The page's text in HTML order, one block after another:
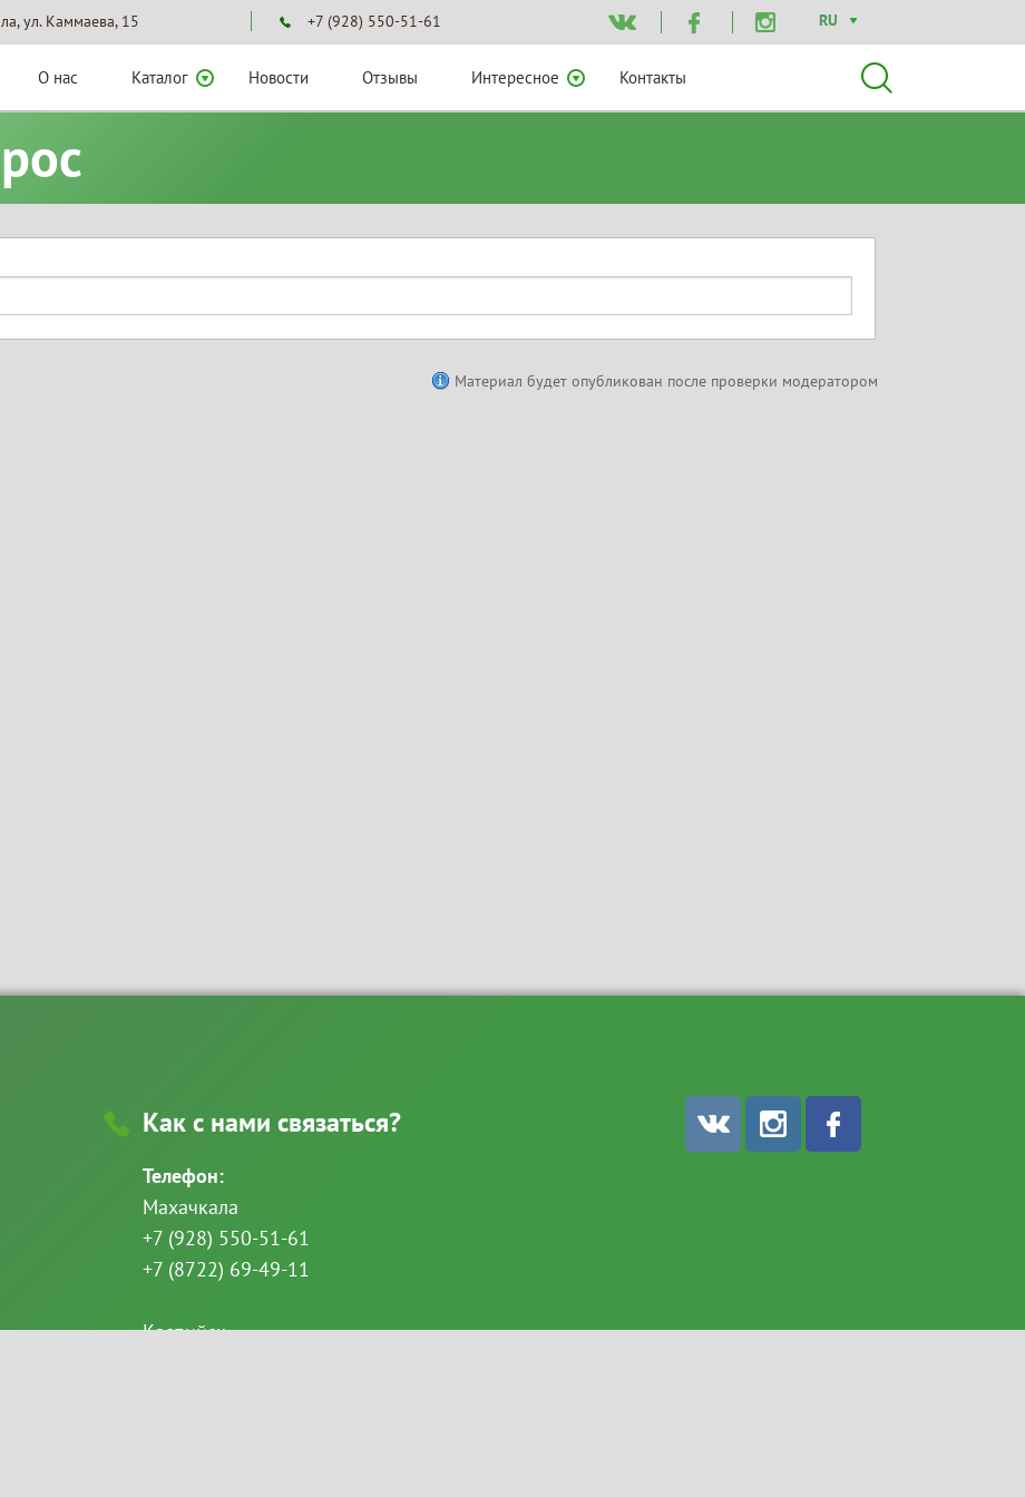
ул. Каммаева, 15 +7 (928) 550-51-61 RU
О нас Каталог Новости Отзывы Интересное Контакты
Материал будет опубликован после проверки модератором
Как с нами связаться?
Телефон:
Махачкала
+7 (928) 550-51-61
+7 (8722) 69-49-11
Каспийск